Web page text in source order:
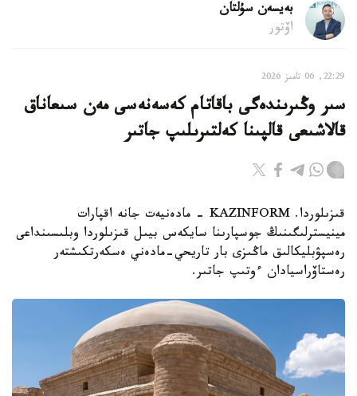
بەيسەن سۇلتان
اۆتور
22:29, 06 تامىز 2026
سىر وڭىرىندەگى باقاتام كەسەنەسى مەن سىعاناق
قالاشىعى قالپىنا كەلتىرىلىپ جاتىر
قىزىلوردا. KAZINFORM - مادەنيەت جانە اقپارات
مينيسترلىگىنىڭ جوسپارىنا سايكەس بيىل قىزىلوردا وبلىسىنداعى
رەسپۋبليكالىق ماڭىزى بار تاريحي-مادەني ەسكەرتكىشتەر
رەستاۆراسيادان ءوتىپ جاتىر.